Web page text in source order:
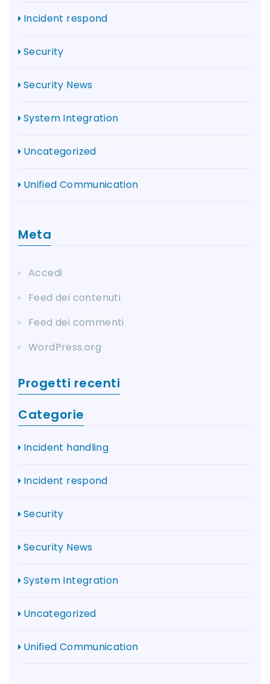
Incident respond
Security
Security News
System Integration
Uncategorized
Unified Communication
Meta
Accedi
Feed dei contenuti
Feed dei commenti
WordPress.org
Progetti recenti
Categorie
Incident handling
Incident respond
Security
Security News
System Integration
Uncategorized
Unified Communication